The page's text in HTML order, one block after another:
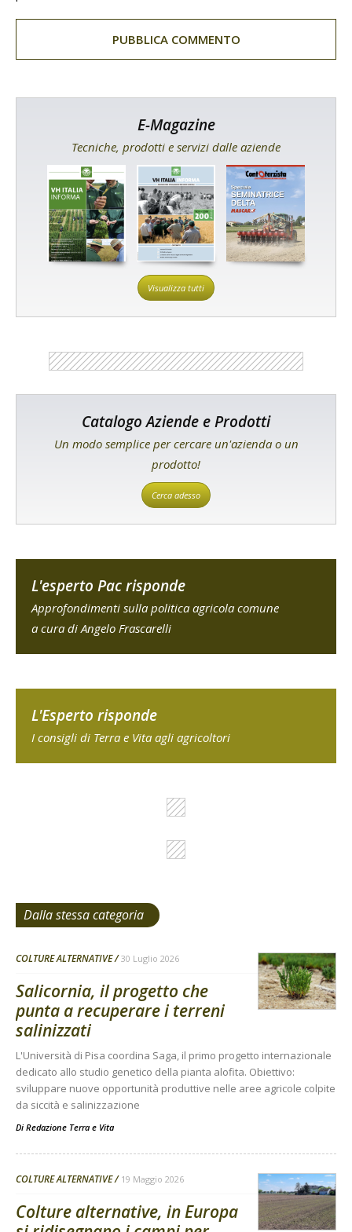
E-Magazine
Tecniche, prodotti e servizi dalle aziende
Visualizza tutti
Catalogo Aziende e Prodotti
Un modo semplice per cercare un'azienda o un
prodotto!
Cerca adesso
L'esperto Pac risponde
Approfondimenti sulla politica agricola comune
a cura di Angelo Frascarelli
L'Esperto risponde
I consigli di Terra e Vita agli agricoltori
Dalla stessa categoria
COLTURE ALTERNATIVE 30 Luglio 2026
Salicornia, il progetto che
punta a recuperare i terreni
salinizzati
L'Università di Pisa coordina Saga, il primo progetto internazionale
dedicato allo studio genetico della pianta alofita. Obiettivo:
sviluppare nuove opportunità produttive nelle aree agricole colpite
da siccità e salinizzazione
Di Redazione Terra e Vita
COLTURE ALTERNATIVE 19 Maggio 2026
Colture alternative, in Europa